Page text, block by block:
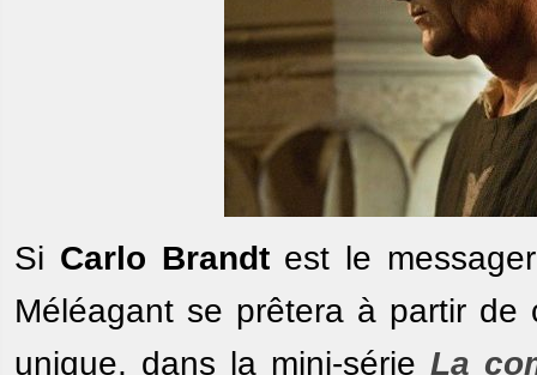
Si Carlo Brandtest le
Méléagant se prêtera à partir
unique, dans la mini-série La